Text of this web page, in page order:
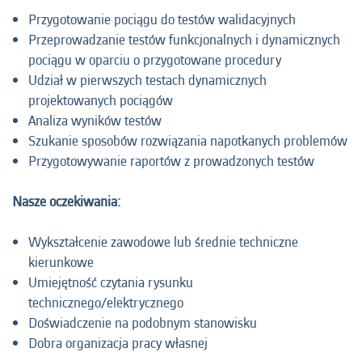
Przygotowanie pociągu do testów walidacyjnych
Przeprowadzanie testów funkcjonalnych i dynamicznych
pociągu w oparciu o przygotowane procedury
Udział w pierwszych testach dynamicznych
projektowanych pociągów
Analiza wyników testów
Szukanie sposobów rozwiązania napotkanych problemów
Przygotowywanie raportów z prowadzonych testów
Nasze oczekiwania:
Wykształcenie zawodowe lub średnie techniczne
kierunkowe
Umiejętność czytania rysunku
technicznego/elektrycznego
Doświadczenie na podobnym stanowisku
Dobra organizacja pracy własnej